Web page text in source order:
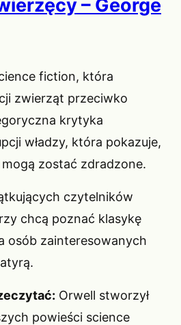
– George
fiction, która
zwierząt przeciwko
krytyka
władzy, która pokazuje,
mogą zostać zdradzone.
czytelników
chcą poznać klasykę
osób zainteresowanych
Orwell stworzył
powieści science